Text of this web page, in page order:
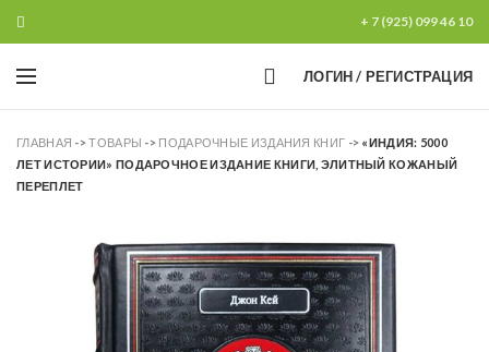
+ 7 (925) 099 46 10
0 ЛОГИН / РЕГИСТРАЦИЯ
ГЛАВНАЯ ->ТОВАРЫ -> ПОДАРОЧНЫЕ ИЗДАНИЯ КНИГ -> «ИНДИЯ: 5000
ЛЕТ ИСТОРИИ» ПОДАРОЧНОЕ ИЗДАНИЕ КНИГИ, ЭЛИТНЫЙ КОЖАНЫЙ
ПЕРЕПЛЕТ